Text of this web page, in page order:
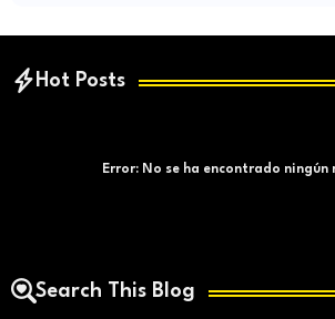
Hot Posts
Error:No se ha encontrado ningún
Search This Blog